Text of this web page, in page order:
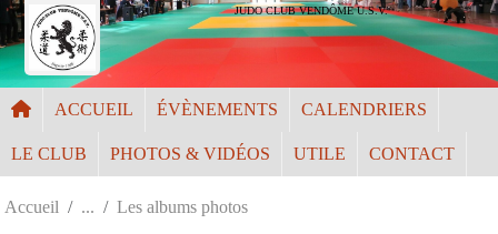
JUDO CLUB VENDÔME U.S.V.
ACCUEIL ÉVÈNEMENTS CALENDRIERS
LE CLUB PHOTOS & VIDÉOS UTILE CONTACT
Accueil Les albums photos
Panneau de gestion des cookies